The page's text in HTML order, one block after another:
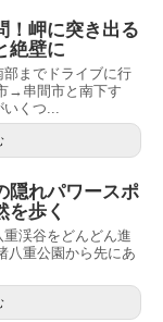
！岬に突き出る
絶壁に
までドライブに行
→串間市と南下す
いくつ...
隠れパワースポ
を歩く
渓谷をどんどん進
八重公園から先にあ